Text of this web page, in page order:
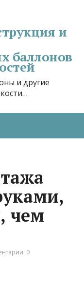
и
баллонов
и другие
чем
0